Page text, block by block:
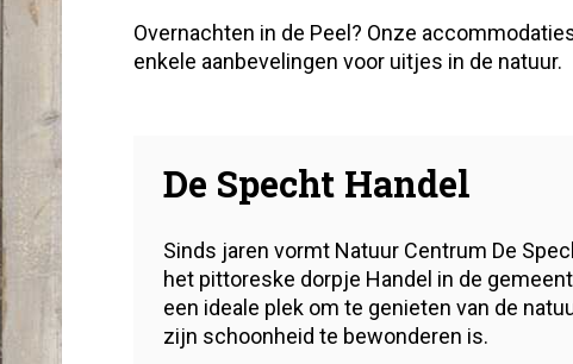
Overnachten in de Peel? Onze
enkele aanbevelingen voor uitjes in de natuur.
De Specht Handel
Sinds jaren vormt Natuur Centrum De
het pittoreske dorpje Handel in de
een ideale plek om te genieten van de
zijn schoonheid te bewonderen is.